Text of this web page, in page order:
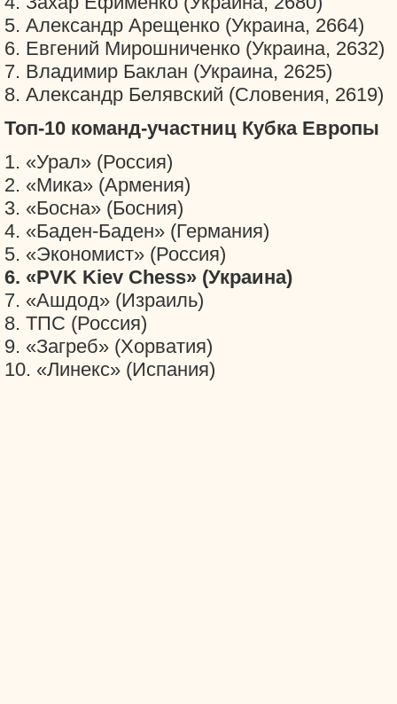
5. Александр Арещенко (Украина, 2664)
6. Евгений Мирошниченко (Украина, 2632)
7. Владимир Баклан (Украина, 2625)
8. Александр Белявский (Словения, 2619)
Топ-10 команд-участниц Кубка Европы
1. «Урал» (Россия)
2. «Мика» (Армения)
3. «Босна» (Босния)
4. «Баден-Баден» (Германия)
5. «Экономист» (Россия)
6. «PVK Kiev Chess» (Украина)
7. «Ашдод» (Израиль)
8. ТПС (Россия)
9. «Загреб» (Хорватия)
10. «Линекс» (Испания)